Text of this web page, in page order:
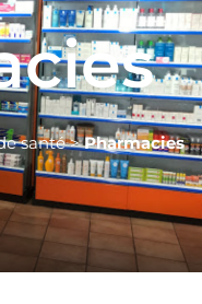
santé>Pharmacies